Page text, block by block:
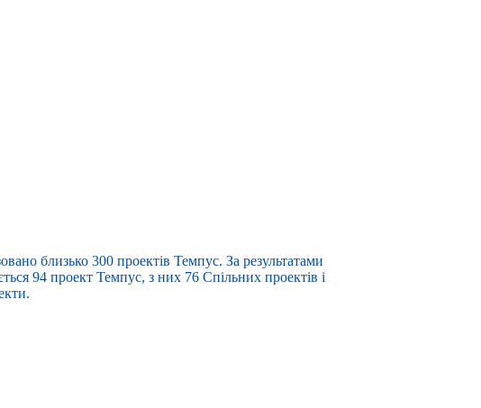
близько 300 проектів Темпус. За результатами
94 проект Темпус, з них 76 Спільних проектів і